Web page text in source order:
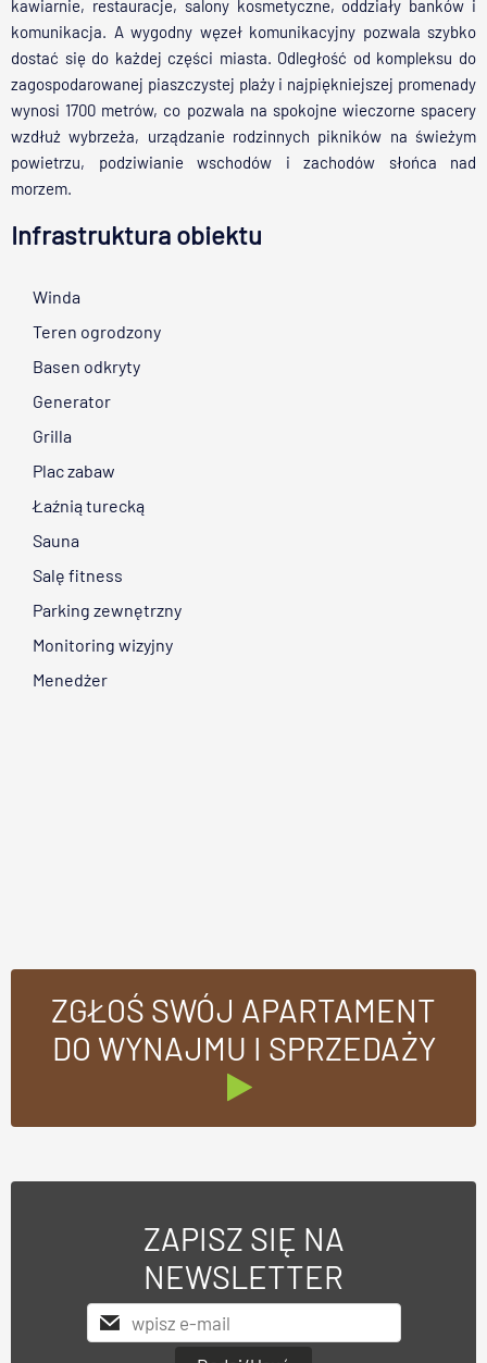
kawiarnie, restauracje, salony kosmetyczne, oddziały banków i
komunikacja. A wygodny węzeł komunikacyjny pozwala szybko
dostać się do każdej części miasta. Odległość od kompleksu do
zagospodarowanej piaszczystej plaży i najpiękniejszej promenady
wynosi 1700 metrów, co pozwala na spokojne wieczorne spacery
wzdłuż wybrzeża, urządzanie rodzinnych pikników na świeżym
powietrzu, podziwianie wschodów i zachodów słońca nad
morzem.
Infrastruktura obiektu
Winda
Teren ogrodzony
Basen odkryty
Generator
Grilla
Plac zabaw
Łaźnią turecką
Sauna
Salę fitness
Parking zewnętrzny
Monitoring wizyjny
Menedżer
ZGŁOŚ SWÓJ APARTAMENT
DO WYNAJMU I SPRZEDAŻY
ZAPISZ SIĘ NA
NEWSLETTER